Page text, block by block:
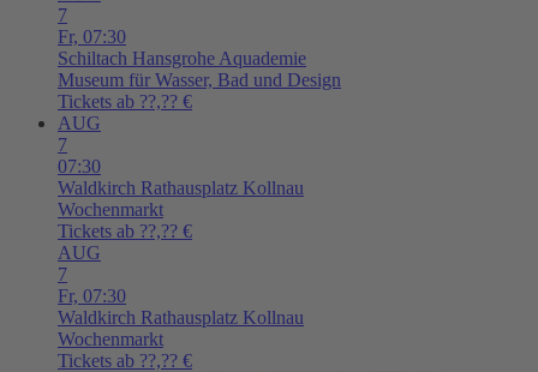
7
Fr, 07:30
Schiltach Hansgrohe Aquademie
Museum für Wasser, Bad und Design
Tickets ab ??,?? €
AUG
7
07:30
Waldkirch Rathausplatz Kollnau
Wochenmarkt
Tickets ab ??,?? €
AUG
7
Fr, 07:30
Waldkirch Rathausplatz Kollnau
Wochenmarkt
Tickets ab ??,?? €